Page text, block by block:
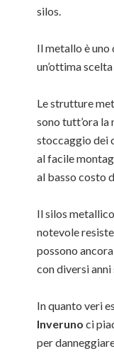
silos.
Il metallo è uno
un’ottima
Le strutture
sono tutt’ora
stoccaggio dei
al facile
al basso costo
Il silos
notevole
possono
con diversi anni
In quanto veri
Inveruno ci
per